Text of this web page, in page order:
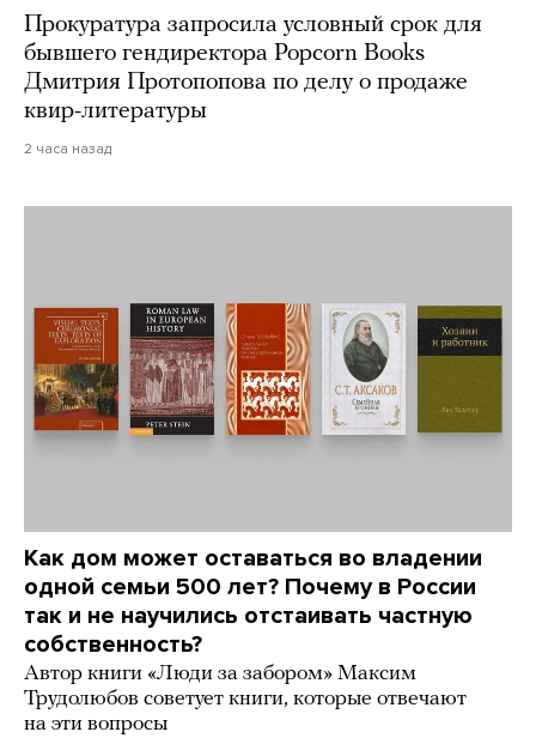
Прокуратура запросила условный срок для
бывшего гендиректора Popcorn Books
Дмитрия Протопопова по делу о продаже
квир-литературы
2 часа назад
Как дом может оставаться во владении
одной семьи 500 лет? Почему в России
так и не научились отстаивать частную
собственность?
Автор книги «Люди за забором» Максим
Трудолюбов советует книги, которые отвечают
на эти вопросы